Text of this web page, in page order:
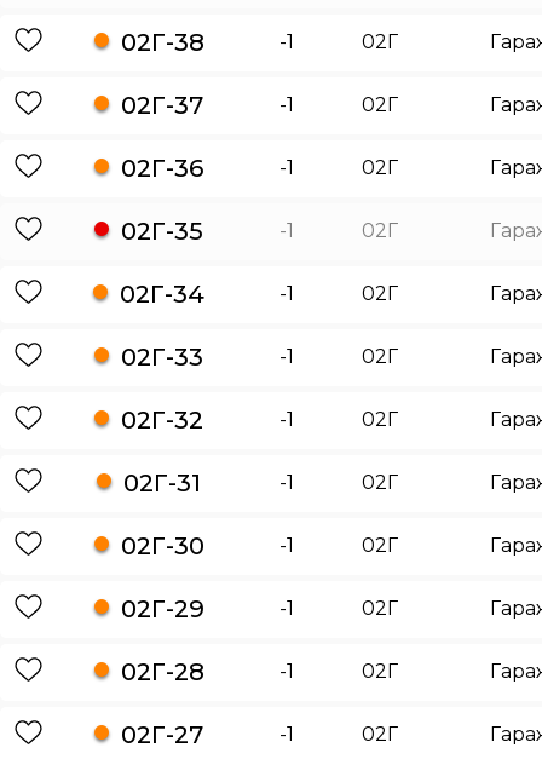
02Г-38 -1 02Г
02Г-37 -1 02Г
02Г-36 -1 02Г
02Г-35 -1 02Г
02Г-34 -1 02Г
02Г-33 -1 02Г
02Г-32 -1 02Г
02Г-31 -1 02Г
02Г-30 -1 02Г
02Г-29 -1 02Г
02Г-28 -1 02Г
02Г-27 -1 02Г